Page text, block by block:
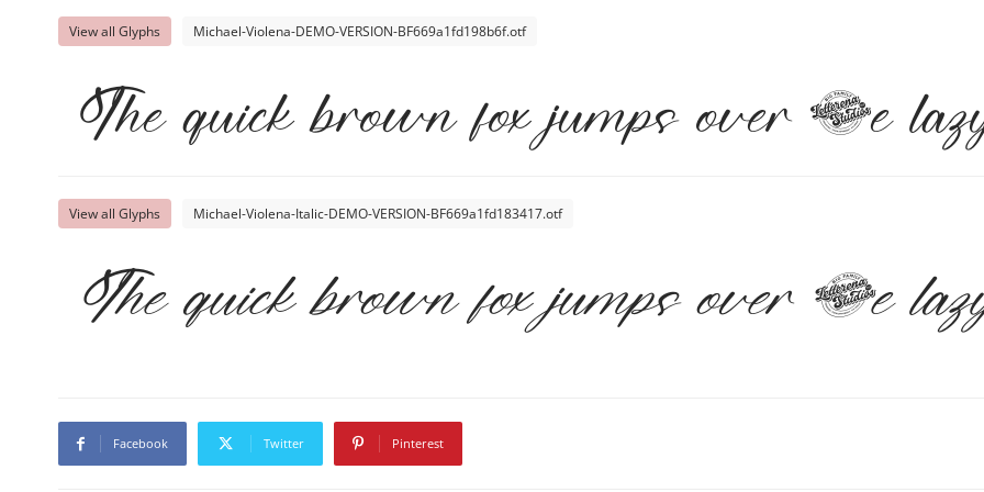
View all Glyphs Michael-Violena-DEMO-VERSION-BF669a1fd198b6f.otf
The quick brown fox jumps over the lazy
View all Glyphs Michael-Violena-Italic-DEMO-VERSION-BF669a1fd183417.otf
The quick brown fox jumps over the lazy
Facebook Twitter Pinterest